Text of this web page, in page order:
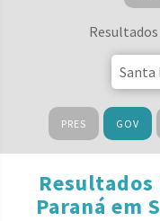
PRES GOV
Paraná em